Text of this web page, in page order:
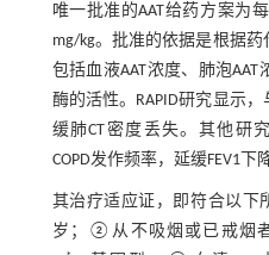
唯一批准的AAT给药方案为
mg/kg。批准的依据是根据药
包括血液AAT浓度、肺泡
酶的活性。RAPID研究显示
缓肺CT密度丢失。其他研
COPD发作频率，延缓FEV1下
其治疗适应证，即符合以
岁；②从不吸烟或已戒烟